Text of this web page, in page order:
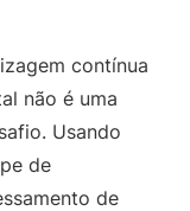
contínua
não é uma
Usando
de
de